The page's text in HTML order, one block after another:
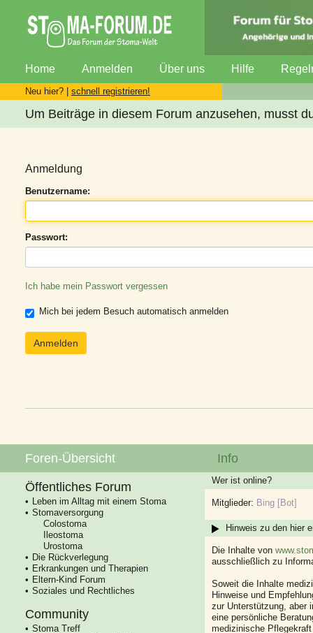
Home Anmelden Über uns Hilfe
Neu hier? | schnell registrieren!
Um Beiträge in diesem Forum anzusehen, musst
Anmeldung
Benutzername:
Passwort:
Ich habe mein Passwort vergessen
Mich bei jedem Besuch automatisch anmelden
Foren-Übersicht
Öffentliches Forum
Leben im Alltag mit einem Stoma
Stomaversorgung
Colostoma
Ileostoma
Urostoma
Die Rückverlegung
Erkrankungen und Therapien
Eltern-Kind Forum
Soziales und Rechtliches
Community
Stoma Treff
Info
Wer ist online?
Mitglieder: Bing [Bot]
Hinweis zu den hier
Die Inhalte von
ausschließlich zu
Soweit die Inhalte
Hinweise und
zur Unterstützung, aber
eine persönliche
medizinische